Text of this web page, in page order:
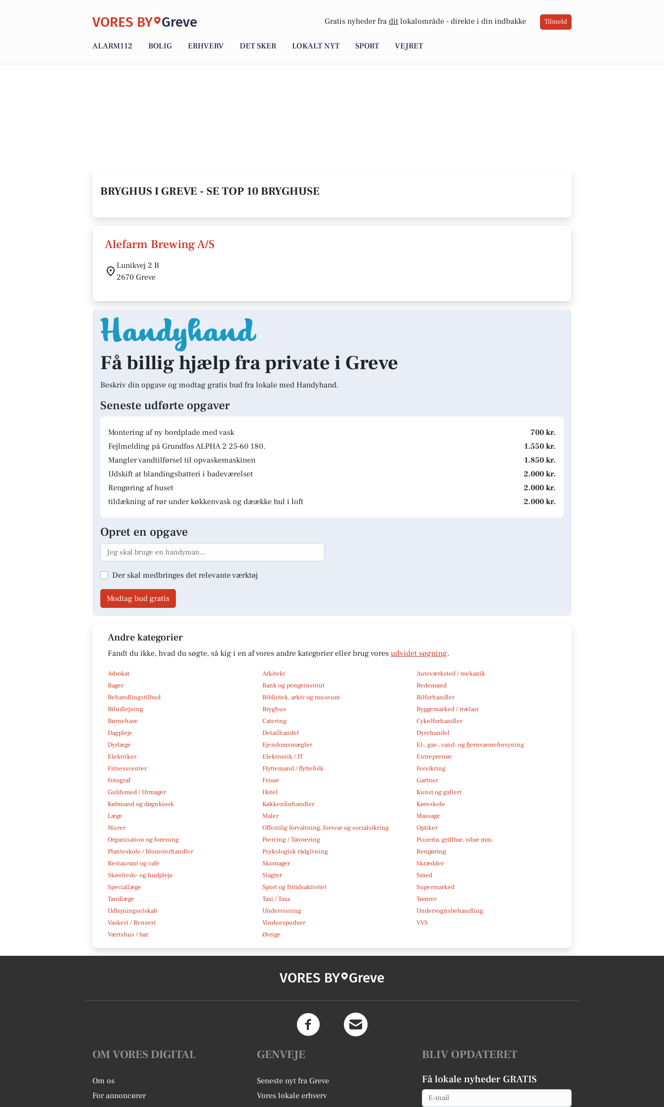
VORES BY Greve Gratis nyheder fra dit lokalområde - direkte i din indbakke Tilmeld
ALARM112 BOLIG ERHVERV DET SKER LOKALT NYT SPORT VEJRET
BRYGHUS I GREVE - SE TOP 10 BRYGHUSE
Alefarm Brewing A/S
Lunikvej 2 B
2670 Greve
Få billig hjælp fra private i Greve
Beskriv din opgave og modtag gratis bud fra lokale med Handyhand.
Seneste udførte opgaver
Montering af ny bordplade med vask
700 kr.
Fejlmelding på Grundfos ALPHA 2 25-60 180.
1.550 kr.
Mangler vandtilførsel til opvaskemaskinen
1.850 kr.
Udskift at blandingsbatteri i badeværelset
2.000 kr.
Rengøring af huset
2.000 kr.
tildækning af rør under køkkenvask og dæække hul i loft
2.000 kr.
Opret en opgave
Der skal medbringes det relevante værktøj
Modtag bud gratis
Andre kategorier
Fandt du ikke, hvad du søgte, så kig i en af vores andre kategorier eller brug vores udvidet søgning.
Advokat Arkitekt
Autoværksted / mekanik
Bager
Bank og pengeinstitut
Bedemand
Behandlingstilbud
Bibliotek, arkiv og museum
Bilforhandler
Biludlejning
Bryghus
Byggemarked / trælast
Børnehave
Catering
Cykelforhandler
Dagpleje
Detailhandel
Dyrehandel
Dyrlæge
Ejendomsmægler
El-, gas-, vand- og fjernvarmeforsyning
Elektriker
Elektronik / IT
Entreprenør
Fitnesscenter
Flyttemand / flyttefolk
Forsikring
Fotograf
Frisør
Gartner
Guldsmed / Urmager
Hotel
Kunst og galleri
Købmand og døgnkiosk
Køkkenforhandler
Køreskole
Læge
Maler
Massage
Murer
Offentlig forvaltning, forsvar og socialsikring
Optiker
Organisation og forening
Piercing / Tatovering
Pizzeria, grillbar, isbar mm.
Planteskole / blomsterhandler
Psykologisk rådgivning
Rengøring
Restaurant og café
Skomager
Skrædder
Skønheds- og hudpleje
Slagter
Smed
Speciallæge
Sport og fritidsaktivitet
Supermarked
Tandlæge
Taxi / Taxa
Tømrer
Udlejningselskab
Undervisning
Undervognsbehandling
Vaskeri / Renseri
Vinduespudser
VVS
Værtshus / bar
Øvrige
VORES BY Greve
OM VORES DIGITAL
Om os
For annoncører
GENVEJE
Seneste nyt fra Greve
Vores lokale erhverv
BLIV OPDATERET
Få lokale nyheder GRATIS
Email